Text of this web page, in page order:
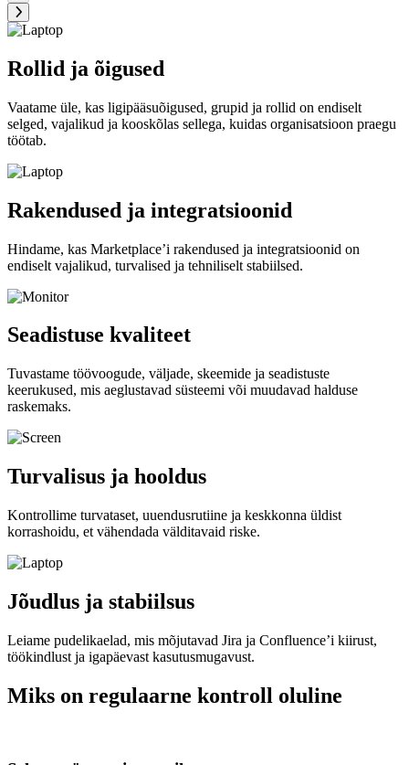
Rollid ja õigused
Vaatame üle, kas ligipääsuõigused, grupid ja rollid on endiselt
selged, vajalikud ja kooskõlas sellega, kuidas organisatsioon praegu
töötab.
Rakendused ja integratsioonid
Hindame, kas Marketplace’i rakendused ja integratsioonid on
endiselt vajalikud, turvalised ja tehniliselt stabiilsed.
Seadistuse kvaliteet
Tuvastame töövoogude, väljade, skeemide ja seadistuste
keerukused, mis aeglustavad süsteemi või muudavad halduse
raskemaks.
Turvalisus ja hooldus
Kontrollime turvataset, uuendusrutiine ja keskkonna üldist
korrashoidu, et vähendada välditavaid riske.
Jõudlus ja stabiilsus
Leiame pudelikaelad, mis mõjutavad Jira ja Confluence’i kiirust,
töökindlust ja igapäevast kasutusmugavust.
Miks on regulaarne kontroll oluline